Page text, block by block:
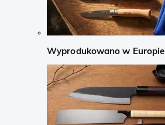
Wyprodukowano w Europie